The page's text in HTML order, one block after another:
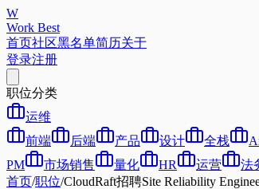
W
Work Best
首页社区黑名单简历关于
登录注册
职位分类
运维
前端
后端 产品 设计 全栈
PM
市场销售 量化 HR 运营
法
首页/职位/CloudRaft招聘Site Reliability